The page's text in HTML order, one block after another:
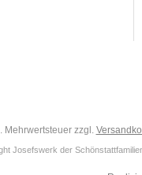
Mehrwertsteuer zzgl.
Josefswerk der